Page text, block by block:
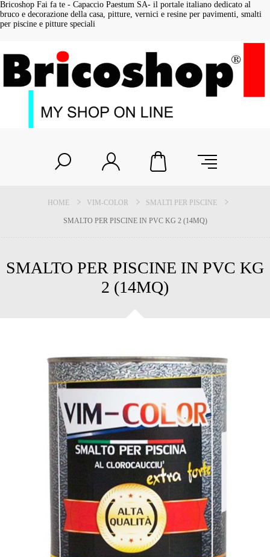
Bricoshop Fai fa te - Capaccio Paestum SA- il portale italiano dedicato al
bruco e decorazione della casa, pitture, vernici e resine per pavimenti, smalti
per piscine e pitture speciali
HOME VIM-COLOR SMALTI PER PISCINE
SMALTO PER PISCINE IN PVC KG 2 (14MQ)
SMALTO PER PISCINE IN PVC KG
2 (14MQ)